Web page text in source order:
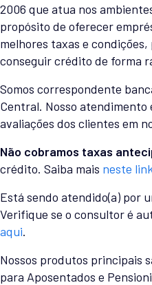
2006 que atua nos
propósito de oferecer
melhores taxas e
conseguir crédito de forma
Somos correspondente
Central. Nosso atendimento
avaliações dos clientes em
Não cobramos taxas
crédito. Saiba mais neste
Está sendo atendido(a) por
Verifique se o consultor é
aqui.
Nossos produtos principais
para Aposentados e